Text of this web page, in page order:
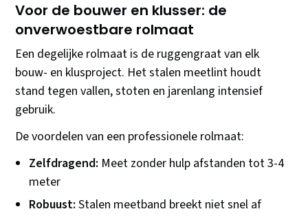
Voor de bouwer en klusser: de
onverwoestbare rolmaat
Een degelijke rolmaat is de ruggengraat van elk
bouw- en klusproject. Het stalen meetlint houdt
stand tegen vallen, stoten en jarenlang intensief
gebruik.
De voordelen van een professionele rolmaat:
Zelfdragend: Meet zonder hulp afstanden tot 3-4
meter
Robuust: Stalen meetband breekt niet snel af